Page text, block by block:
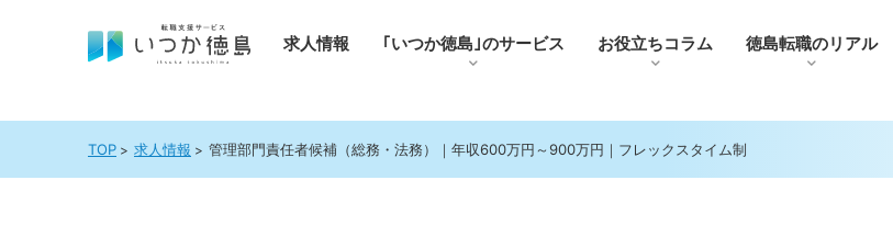
求人情報 ｢いつか徳島｣のサービス お役⽴ちコラム 徳島転職のリアル
TOP 求人情報 管理部門責任者候補（総務・法務）｜年収600万円～900万円｜フレックスタイム制